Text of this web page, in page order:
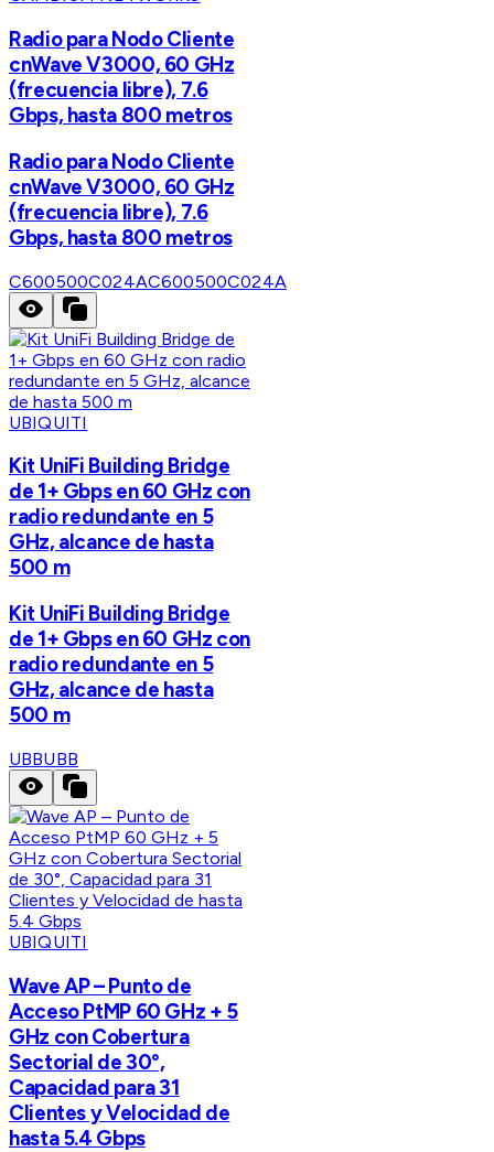
Radio para Nodo Cliente
cnWave V3000, 60 GHz
(frecuencia libre), 7.6
Gbps, hasta 800 metros
Radio para Nodo Cliente
cnWave V3000, 60 GHz
(frecuencia libre), 7.6
Gbps, hasta 800 metros
C600500C024AC600500C024A
UBIQUITI
Kit UniFi Building Bridge
de 1+ Gbps en 60 GHz con
radio redundante en 5
GHz, alcance de hasta
500 m
Kit UniFi Building Bridge
de 1+ Gbps en 60 GHz con
radio redundante en 5
GHz, alcance de hasta
500 m
UBBUBB
UBIQUITI
Wave AP – Punto de
Acceso PtMP 60 GHz + 5
GHz con Cobertura
Sectorial de 30°,
Capacidad para 31
Clientes y Velocidad de
hasta 5.4 Gbps